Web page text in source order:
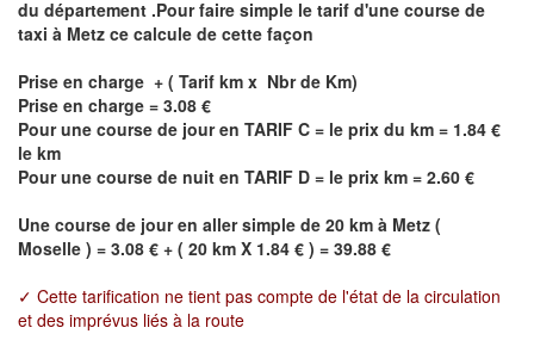
du département .Pour faire simple le tarif d'une course de
taxi à Metz ce calcule de cette façon
Prise en charge + ( Tarif km x Nbr de Km)
Prise en charge = 3.08 €
Pour une course de jour en TARIF C = le prix du km = 1.84 €
le km
Pour une course de nuit en TARIF D = le prix km = 2.60 €
Une course de jour en aller simple de 20 km à Metz (
Moselle ) = 3.08 € + ( 20 km X 1.84 € ) = 39.88 €
✓ Cette tarification ne tient pas compte de l'état de la circulation
et des imprévus liés à la route